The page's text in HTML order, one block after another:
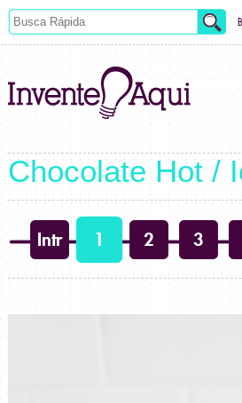
Chocolate Hot /
Intr 1 2 3